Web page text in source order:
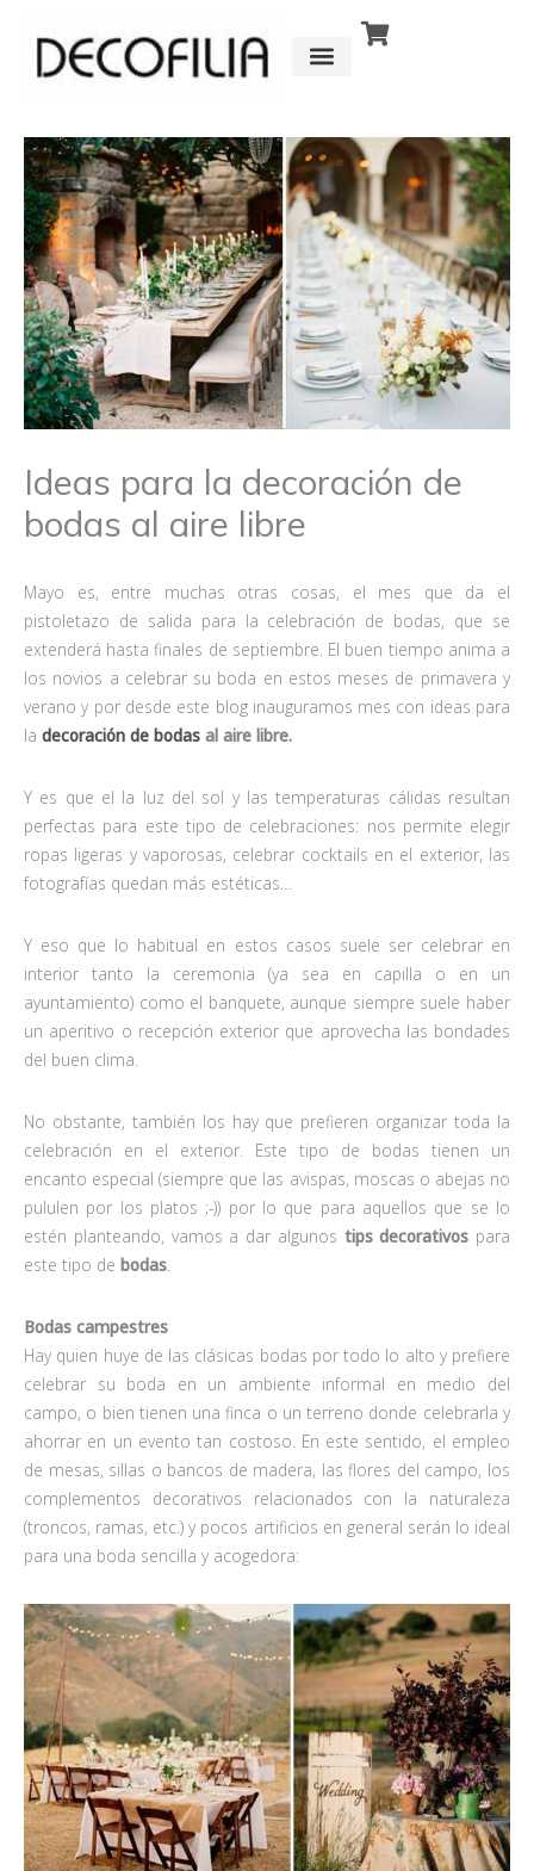
contenido
Ideas para la decoración de
bodas al aire libre
Mayo es, entre muchas otras cosas, el mes que da el
pistoletazo de salida para la celebración de bodas, que se
extenderá hasta finales de septiembre. El buen tiempo anima a
los novios a celebrar su boda en estos meses de primavera y
verano y por desde este blog inauguramos mes con ideas para
la decoración de bodas al aire libre.
Y es que el la luz del sol y las temperaturas cálidas resultan
perfectas para este tipo de celebraciones: nos permite elegir
ropas ligeras y vaporosas, celebrar cocktails en el exterior, las
fotografías quedan más estéticas…
Y eso que lo habitual en estos casos suele ser celebrar en
interior tanto la ceremonia (ya sea en capilla o en un
ayuntamiento) como el banquete, aunque siempre suele haber
un aperitivo o recepción exterior que aprovecha las bondades
del buen clima.
No obstante, también los hay que prefieren organizar toda la
celebración en el exterior. Este tipo de bodas tienen un
encanto especial (siempre que las avispas, moscas o abejas no
pululen por los platos ;-)) por lo que para aquellos que se lo
estén planteando, vamos a dar algunos tips decorativos para
este tipo de bodas
Bodas campestres
Hay quien huye de las clásicas bodas por todo lo alto y prefiere
celebrar su boda en un ambiente informal en medio del
campo, o bien tienen una finca o un terreno donde celebrarla y
ahorrar en un evento tan costoso. En este sentido, el empleo
de mesas, sillas o bancos de madera, las flores del campo, los
complementos decorativos relacionados con la naturaleza
(troncos, ramas, etc.) y pocos artificios en general serán lo ideal
para una boda sencilla y acogedora: